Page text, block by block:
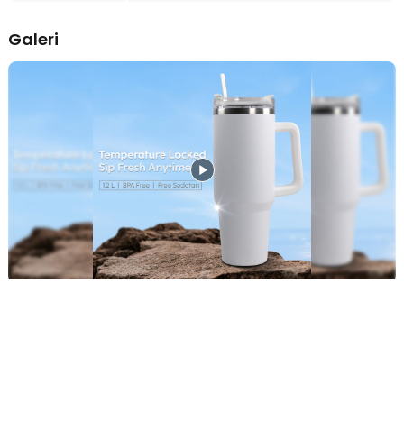
Aman untuk Kesehatan
Terbuat dari bahan-bahan pilihan: stainless steel tahan karat, plastik
bebas BPA, dan silikon food grade. Semua material telah melalui
proses uji kualitas untuk menjamin keamanan konsumsi harian.
Rincian yang Anda dapatkan untuk pembelian produk ini:
1 x TLXT Botol Minum Tumbler Air Panas Dingin Straw Flask BPA
Free 1.2L - YS-9385
Galeri